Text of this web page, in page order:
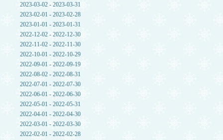
2023-03-02 - 2023-03-31
2023-02-01 - 2023-02-28
2023-01-01 - 2023-01-31
2022-12-02 - 2022-12-30
2022-11-02 - 2022-11-30
2022-10-01 - 2022-10-29
2022-09-01 - 2022-09-19
2022-08-02 - 2022-08-31
2022-07-01 - 2022-07-30
2022-06-01 - 2022-06-30
2022-05-01 - 2022-05-31
2022-04-01 - 2022-04-30
2022-03-01 - 2022-03-30
2022-02-01 - 2022-02-28